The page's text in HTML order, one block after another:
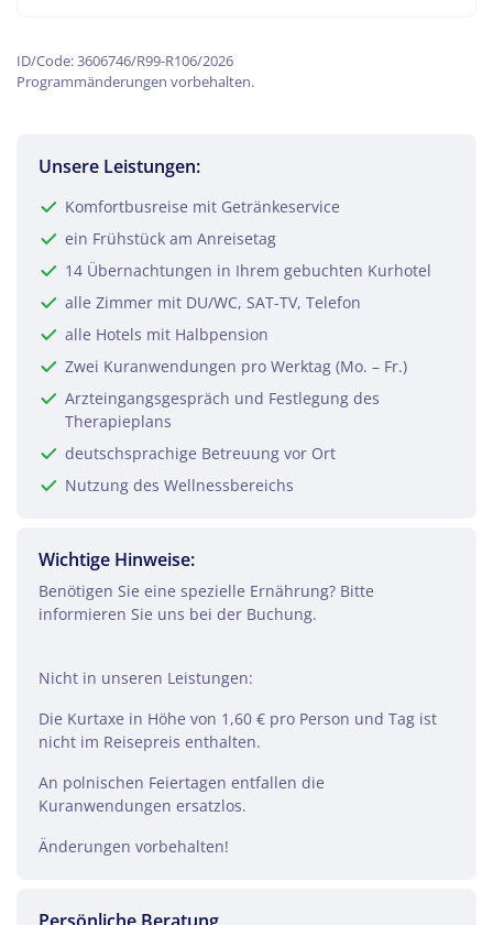
Teile diese Reise
Kur in Swinemünde
ID/Code: 3606746/R99-R106/2026
Programmänderungen vorbehalten.
Unsere Leistungen:
Komfortbusreise mit Getränkeservice
ein Frühstück am Anreisetag
14 Übernachtungen in Ihrem gebuchten Kurhotel
alle Zimmer mit DU/WC, SAT-TV, Telefon
alle Hotels mit Halbpension
Zwei Kuranwendungen pro Werktag (Mo. – Fr.)
Arzteingangsgespräch und Festlegung des
Therapieplans
deutschsprachige Betreuung vor Ort
Nutzung des Wellnessbereichs
Wichtige Hinweise:
Benötigen Sie eine spezielle Ernährung? Bitte
informieren Sie uns bei der Buchung.
Nicht in unseren Leistungen:
Die Kurtaxe in Höhe von 1,60 € pro Person und Tag ist
nicht im Reisepreis enthalten.
An polnischen Feiertagen entfallen die
Kuranwendungen ersatzlos.
Änderungen vorbehalten!